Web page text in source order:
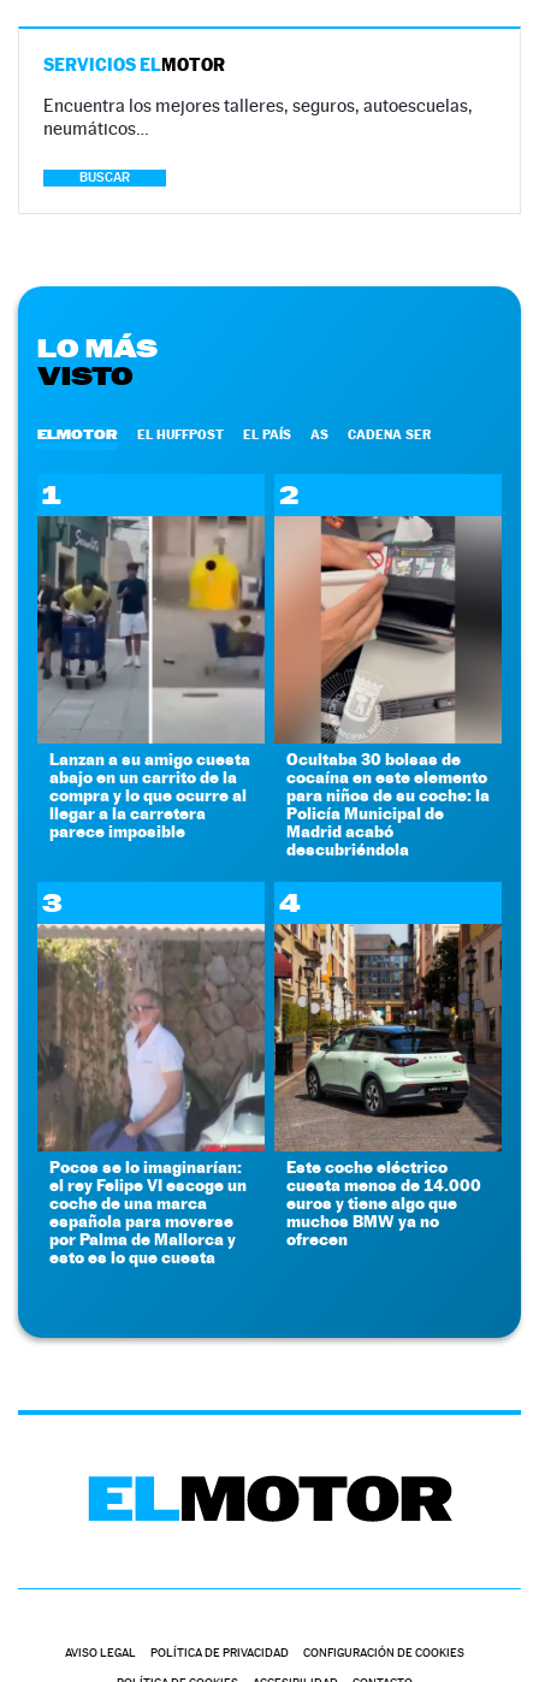
SERVICIOS ELMOTOR
Encuentra los mejores talleres, seguros, autoescuelas,
neumáticos…
BUSCAR
LO MÁS
VISTO
ELMOTOR EL HUFFPOST EL PAÍS AS CADENA SER
1
Lanzan a su amigo cuesta
abajo en un carrito de la
compra y lo que ocurre al
llegar a la carretera
parece imposible
2
Ocultaba 30 bolsas de
cocaína en este elemento
para niños de su coche: la
Policía Municipal de
Madrid acabó
descubriéndola
3
Pocos se lo imaginarían:
el rey Felipe VI escoge un
coche de una marca
española para moverse
por Palma de Mallorca y
esto es lo que cuesta
4
Este coche eléctrico
cuesta menos de 14.000
euros y tiene algo que
muchos BMW ya no
ofrecen
AVISO LEGAL POLÍTICA DE PRIVACIDAD CONFIGURACIÓN DE COOKIES